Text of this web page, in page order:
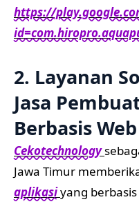
https://
2. Layanan
Jasa
Berbasis Web
Cekotechnology
Jawa Timur
aplikasiyang